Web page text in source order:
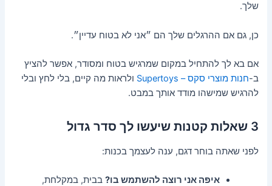
שלך.
כן, גם אם ההרגלים שלך הם ״אני לא בטוח עדיין״.
אם בא לך להתחיל במקום שמרגיש בטוח ומסודר, אפשר להציץ
ב-חנות מוצרי סקס – Supertoys
ולראות מה קיים, בלי לחץ ובלי
להרגיש שמישהו מודד אותך במבט.
3 שאלות קטנות שיעשו לך סדר גדול
לפני שאתה בוחר דגם, ענה לעצמך בכנות:
איפה אני רוצה להשתמש בו? בבית, במקלחת,